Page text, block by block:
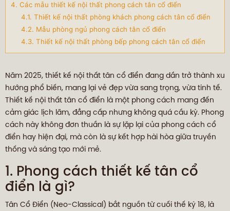
4. Các mẫu thiết kế nội thất phong cách tân cổ điển
4.1. Thiết kế nội thất phòng khách phong cách tân cổ điển
4.2. Mẫu phòng ngủ phong cách tân cổ điển
4.3. Thiết kế nội thất phòng bếp phong cách tân cổ điển
Năm 2025, thiết kế nội thất tân cổ điển đang dần trở thành xu
hướng phổ biến, mang lại vẻ đẹp vừa sang trọng, vừa tinh tế.
Thiết kế nội thất tân cổ điển là một phong cách mang đến
cảm giác lịch lãm, đẳng cấp nhưng không quá cầu kỳ. Phong
cách này không đơn thuần là sự lặp lại của phong cách cổ
điển hay hiện đại, mà còn là sự kết hợp hài hòa giữa truyền
thống và sáng tạo mới mẻ.
1. Phong cách thiết kế tân cổ
điển là gì?
Tân Cổ Điển (Neo-Classical) bắt nguồn từ cuối thế kỷ 18, là